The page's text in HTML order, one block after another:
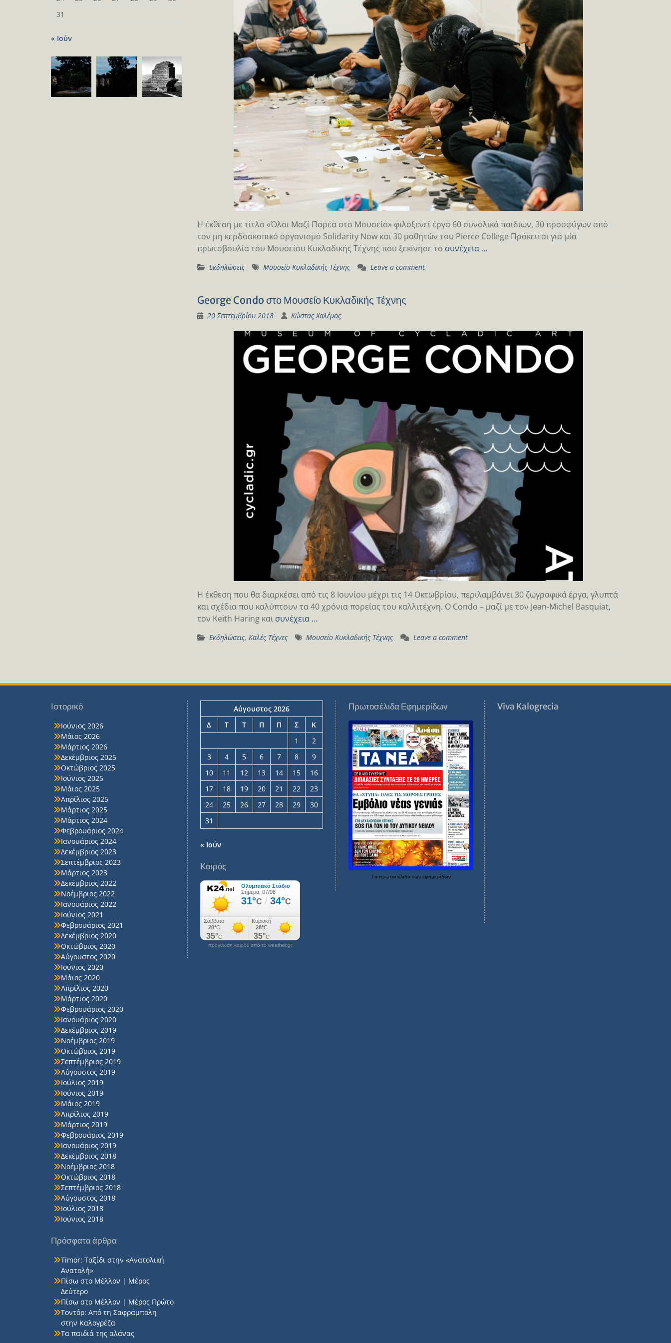
Η έκθεση με τίτλο «Όλοι Μαζί Παρέα στο Μουσείο» φιλοξενεί έργα 60 συνολικά παιδιών, 30 προσφύγων από
τον μη κερδοσκοπικό οργανισμό Solidarity Now και 30 μαθητών του Pierce College Πρόκειται για μία
πρωτοβουλία του Μουσείου Κυκλαδικής Τέχνης που ξεκίνησε το συνέχεια …
Εκδηλώσεις Μουσείο Κυκλαδικής Τέχνης Leave a comment
George Condo στο Μουσείο Κυκλαδικής Τέχνης
20 Σεπτεμβρίου 2018 Κώστας Χαλέμος
Η έκθεση που θα διαρκέσει από τις 8 Ιουνίου μέχρι τις 14 Οκτωβρίου, περιλαμβάνει 30 ζωγραφικά έργα, γλυπτά
και σχέδια που καλύπτουν τα 40 χρόνια πορείας του καλλιτέχνη. Ο Condo – μαζί με τον Jean-Michel Basquiat,
τον Keith Haring και συνέχεια …
Εκδηλώσεις, Καλές Τέχνες Μουσείο Κυκλαδικής Τέχνης Leave a comment
31
« Ιούν
Ιστορικό
Ιούνιος 2026
Μάιος 2026
Μάρτιος 2026
Δεκέμβριος 2025
Οκτώβριος 2025
Ιούνιος 2025
Μάιος 2025
Απρίλιος 2025
Μάρτιος 2025
Μάρτιος 2024
Φεβρουάριος 2024
Ιανουάριος 2024
Δεκέμβριος 2023
Σεπτέμβριος 2023
Μάρτιος 2023
Δεκέμβριος 2022
Νοέμβριος 2022
Ιανουάριος 2022
Ιούνιος 2021
Φεβρουάριος 2021
Δεκέμβριος 2020
Οκτώβριος 2020
Αύγουστος 2020
Ιούνιος 2020
Μάιος 2020
Απρίλιος 2020
Μάρτιος 2020
Φεβρουάριος 2020
Ιανουάριος 2020
Δεκέμβριος 2019
Νοέμβριος 2019
Οκτώβριος 2019
Σεπτέμβριος 2019
Αύγουστος 2019
Ιούλιος 2019
Ιούνιος 2019
Μάιος 2019
Απρίλιος 2019
Μάρτιος 2019
Φεβρουάριος 2019
Ιανουάριος 2019
Δεκέμβριος 2018
Νοέμβριος 2018
Οκτώβριος 2018
Σεπτέμβριος 2018
Αύγουστος 2018
Ιούλιος 2018
Ιούνιος 2018
Πρόσφατα άρθρα
Timor: Ταξίδι στην «Ανατολική
Ανατολή»
Πίσω στο Μέλλον | Μέρος
Δεύτερο
Πίσω στο Μέλλον | Μέρος Πρώτο
Τοντόρ: Από τη Σαφράμπολη
στην Καλογρέζα
Τα παιδιά της αλάνας
Αύγουστος 2026
Δ
Τ Τ Π Π Σ
Κ
1
2
3
4 5 6 7 8
9
10
11 12 13 14 15
16
17
18 19 20 21 22
23
24
25 26 27 28 29
30
31
« Ιούν
Καιρός
πρόγνωση καιρού από το weather.gr
Πρωτοσέλιδα Εφημερίδων
Τα πρωτοσέλιδα των εφημερίδων
Viva Kalogrecia